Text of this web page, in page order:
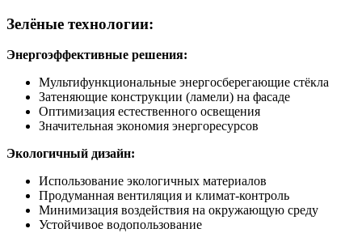
Зелёные технологии:
Энергоэффективные решения:
Мультифункциональные энергосберегающие стёкла
Затеняющие конструкции (ламели) на фасаде
Оптимизация естественного освещения
Значительная экономия энергоресурсов
Экологичный дизайн:
Использование экологичных материалов
Продуманная вентиляция и климат-контроль
Минимизация воздействия на окружающую среду
Устойчивое водопользование